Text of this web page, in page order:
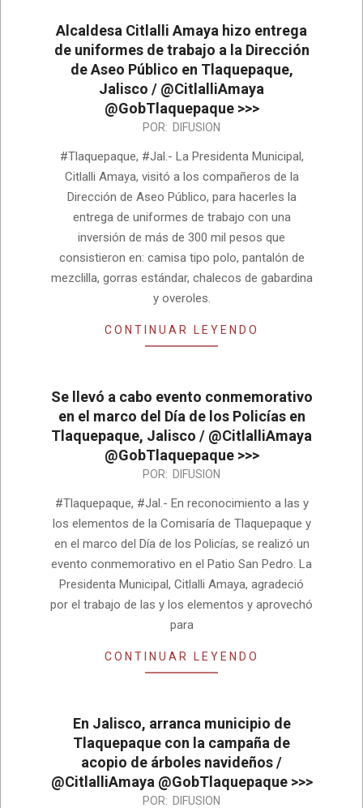
Alcaldesa Citlalli Amaya hizo entrega
de uniformes de trabajo a la Dirección
de Aseo Público en Tlaquepaque,
Jalisco / @CitlalliAmaya
@GobTlaquepaque >>>
POR: DIFUSION
#Tlaquepaque, #Jal.- La Presidenta Municipal,
Citlalli Amaya, visitó a los compañeros de la
Dirección de Aseo Público, para hacerles la
entrega de uniformes de trabajo con una
inversión de más de 300 mil pesos que
consistieron en: camisa tipo polo, pantalón de
mezclilla, gorras estándar, chalecos de gabardina
y overoles.
CONTINUAR LEYENDO
Se llevó a cabo evento conmemorativo
en el marco del Día de los Policías en
Tlaquepaque, Jalisco / @CitlalliAmaya
@GobTlaquepaque >>>
POR: DIFUSION
#Tlaquepaque, #Jal.- En reconocimiento a las y
los elementos de la Comisaría de Tlaquepaque y
en el marco del Día de los Policías, se realizó un
evento conmemorativo en el Patio San Pedro. La
Presidenta Municipal, Citlalli Amaya, agradeció
por el trabajo de las y los elementos y aprovechó
para
CONTINUAR LEYENDO
En Jalisco, arranca municipio de
Tlaquepaque con la campaña de
acopio de árboles navideños /
@CitlalliAmaya @GobTlaquepaque >>>
POR: DIFUSION